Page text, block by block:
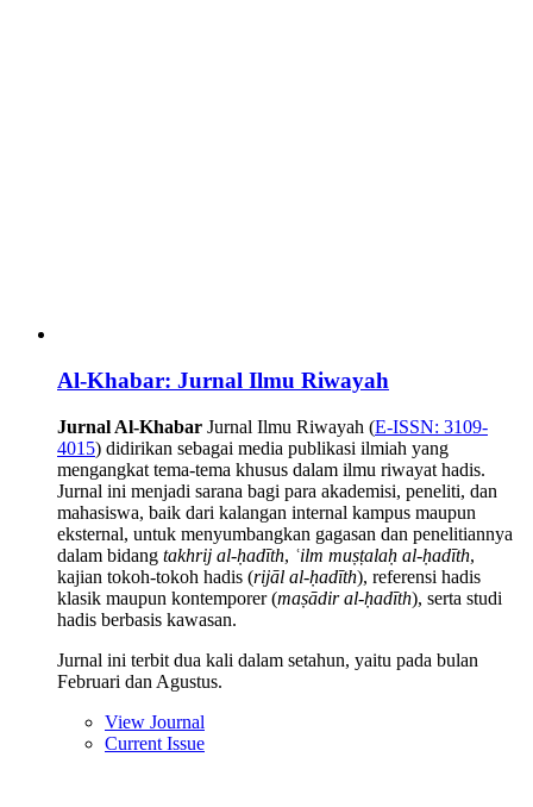
Al-Khabar: Jurnal Ilmu Riwayah
Jurnal Al-Khabar Jurnal Ilmu Riwayah (E-ISSN: 3109-
4015) didirikan sebagai media publikasi ilmiah yang
mengangkat tema-tema khusus dalam ilmu riwayat hadis.
Jurnal ini menjadi sarana bagi para akademisi, peneliti, dan
mahasiswa, baik dari kalangan internal kampus maupun
eksternal, untuk menyumbangkan gagasan dan penelitiannya
dalam bidang takhrij al-ḥadīth, ʿilm muṣṭalaḥ al-ḥadīth,
kajian tokoh-tokoh hadis (rijāl al-ḥadīth), referensi hadis
klasik maupun kontemporer (maṣādir al-ḥadīth), serta studi
hadis berbasis kawasan.
Jurnal ini terbit dua kali dalam setahun, yaitu pada bulan
Februari dan Agustus.
View Journal
Current Issue